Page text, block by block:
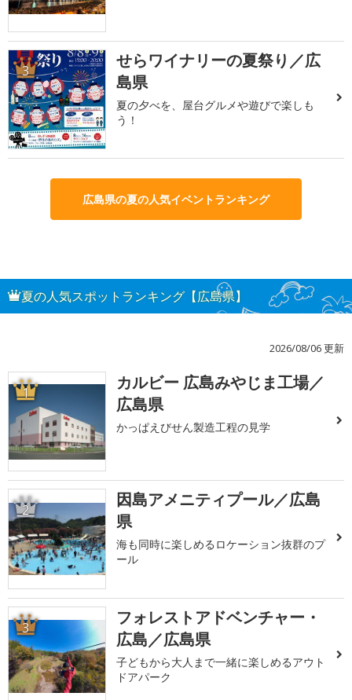
3
せらワイナリーの夏祭り／広
島県
夏の夕べを、屋台グルメや遊びで楽しも
う！
広島県の夏の人気イベントランキング
夏の人気スポットランキング【広島県】
2026/08/06 更新
1
カルビー 広島みやじま工場／
広島県
かっぱえびせん製造工程の見学
2
因島アメニティプール／広島
県
海も同時に楽しめるロケーション抜群のプ
ール
3
フォレストアドベンチャー・
広島／広島県
子どもから大人まで一緒に楽しめるアウト
ドアパーク